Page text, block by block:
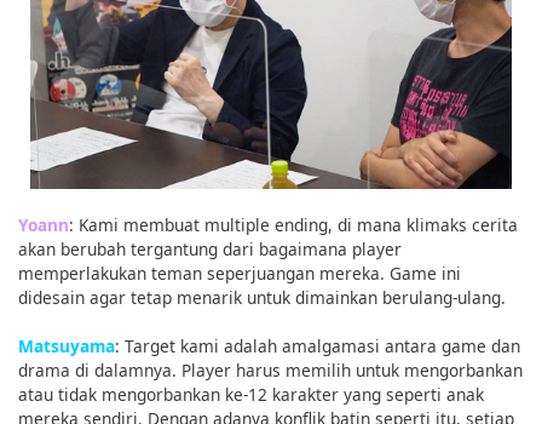
Yoann: Kami membuat multiple ending, di mana klimaks cerita
akan berubah tergantung dari bagaimana player
memperlakukan teman seperjuangan mereka. Game ini
didesain agar tetap menarik untuk dimainkan berulang-ulang.
Matsuyama: Target kami adalah amalgamasi antara game dan
drama di dalamnya. Player harus memilih untuk mengorbankan
atau tidak mengorbankan ke-12 karakter yang seperti anak
mereka sendiri. Dengan adanya konflik batin seperti itu, setiap